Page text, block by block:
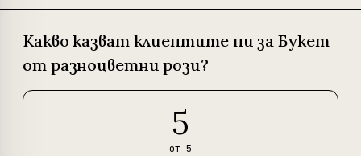
Какво казват клиентите ни за Букет
от разноцветни рози?
5
от 5